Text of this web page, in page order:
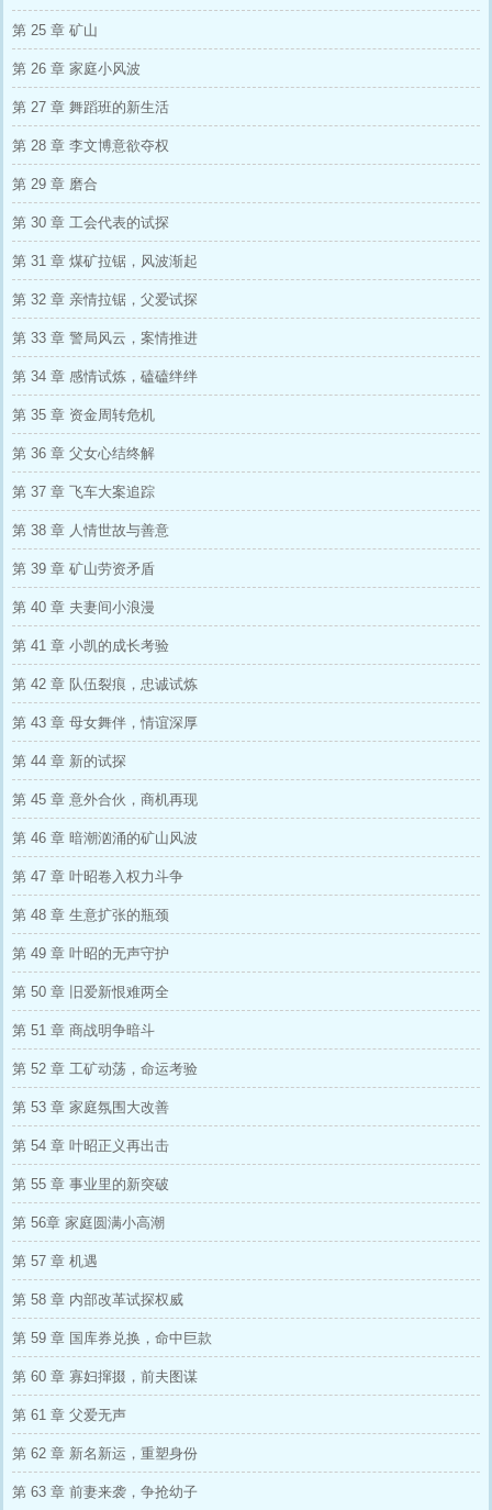
第 25 章 矿山
第 26 章 家庭小风波
第 27 章 舞蹈班的新生活
第 28 章 李文博意欲夺权
第 29 章 磨合
第 30 章 工会代表的试探
第 31 章 煤矿拉锯，风波渐起
第 32 章 亲情拉锯，父爱试探
第 33 章 警局风云，案情推进
第 34 章 感情试炼，磕磕绊绊
第 35 章 资金周转危机
第 36 章 父女心结终解
第 37 章 飞车大案追踪
第 38 章 人情世故与善意
第 39 章 矿山劳资矛盾
第 40 章 夫妻间小浪漫
第 41 章 小凯的成长考验
第 42 章 队伍裂痕，忠诚试炼
第 43 章 母女舞伴，情谊深厚
第 44 章 新的试探
第 45 章 意外合伙，商机再现
第 46 章 暗潮汹涌的矿山风波
第 47 章 叶昭卷入权力斗争
第 48 章 生意扩张的瓶颈
第 49 章 叶昭的无声守护
第 50 章 旧爱新恨难两全
第 51 章 商战明争暗斗
第 52 章 工矿动荡，命运考验
第 53 章 家庭氛围大改善
第 54 章 叶昭正义再出击
第 55 章 事业里的新突破
第 56章 家庭圆满小高潮
第 57 章 机遇
第 58 章 内部改革试探权威
第 59 章 国库券兑换，命中巨款
第 60 章 寡妇撺掇，前夫图谋
第 61 章 父爱无声
第 62 章 新名新运，重塑身份
第 63 章 前妻来袭，争抢幼子